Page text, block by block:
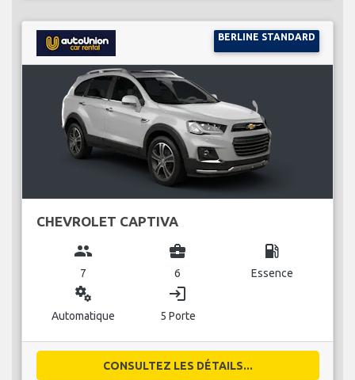
BERLINE STANDARD
CHEVROLET CAPTIVA
group
7
business_center
6
local_gas_station
Essence
miscellaneous_services
Automatique
login
5 Porte
CONSULTEZ LES DÉTAILS...